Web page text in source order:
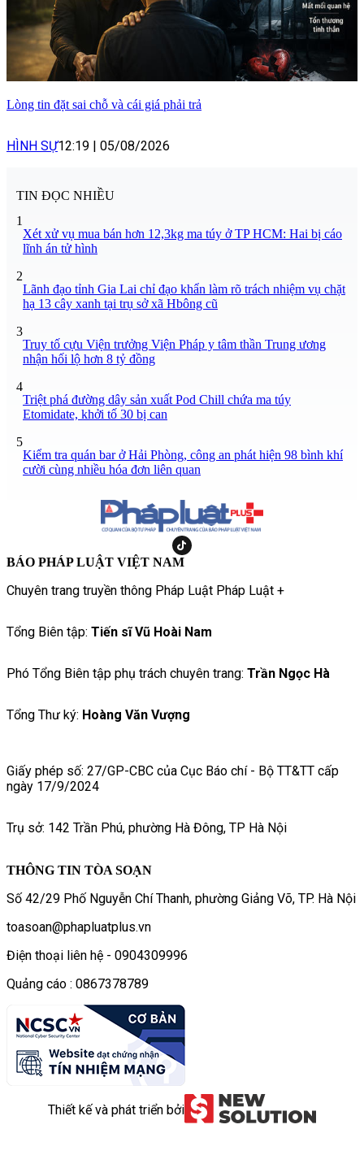
Lòng tin đặt sai chỗ và cái giá phải trả
HÌNH SỰ12:19 05/08/2026
TIN ĐỌC NHIỀU
1
Xét xử vụ mua bán hơn 12,3kg ma túy ở TP HCM: Hai bị cáo
lĩnh án tử hình
2
Lãnh đạo tỉnh Gia Lai chỉ đạo khẩn làm rõ trách nhiệm vụ chặt
hạ 13 cây xanh tại trụ sở xã Hbông cũ
3
Truy tố cựu Viện trưởng Viện Pháp y tâm thần Trung ương
nhận hối lộ hơn 8 tỷ đồng
4
Triệt phá đường dây sản xuất Pod Chill chứa ma túy
Etomidate, khởi tố 30 bị can
5
Kiểm tra quán bar ở Hải Phòng, công an phát hiện 98 bình khí
cười cùng nhiều hóa đơn liên quan
BÁO PHÁP LUẬT VIỆT NAM
Chuyên trang truyền thông Pháp Luật Pháp Luật +
Tổng Biên tập: Tiến sĩ Vũ Hoài Nam
Phó Tổng Biên tập phụ trách chuyên trang: Trần Ngọc Hà
Tổng Thư ký: Hoàng Văn Vượng
Giấy phép số: 27/GP-CBC của Cục Báo chí - Bộ TT&TT cấp
ngày 17/9/2024
Trụ sở: 142 Trần Phú, phường Hà Đông, TP Hà Nội
THÔNG TIN TÒA SOẠN
Số 42/29 Phố Nguyễn Chí Thanh, phường Giảng Võ, TP. Hà Nội
toasoan@phapluatplus.vn
Điện thoại liên hệ - 0904309996
Quảng cáo : 0867378789
Thiết kế và phát triển bởi